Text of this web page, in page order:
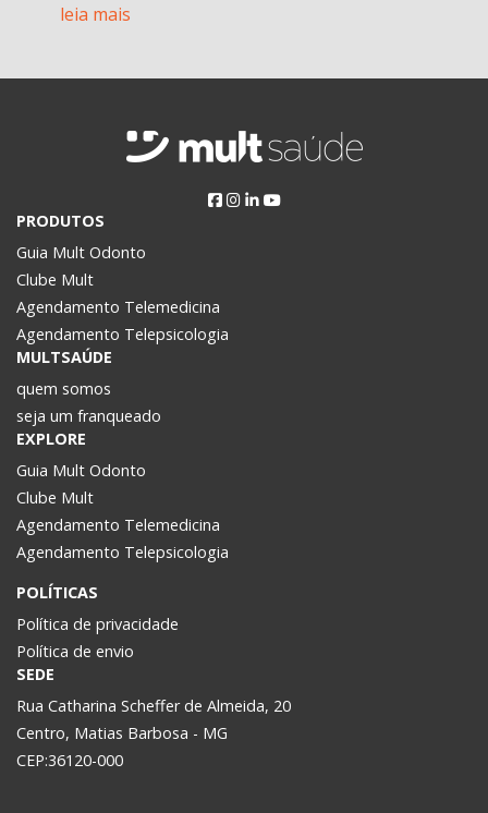
leia mais
PRODUTOS
Guia Mult Odonto
Clube Mult
Agendamento Telemedicina
Agendamento Telepsicologia
MULTSAÚDE
quem somos
seja um franqueado
EXPLORE
Guia Mult Odonto
Clube Mult
Agendamento Telemedicina
Agendamento Telepsicologia
POLÍTICAS
Política de privacidade
Política de envio
SEDE
Rua Catharina Scheffer de Almeida, 20
Centro, Matias Barbosa - MG
CEP:36120-000